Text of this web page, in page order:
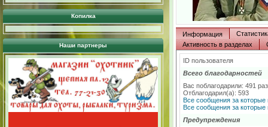
Копилка
Наши партнеры
Информация
Активность в разделах
ID пользователя
Всего благодарностей
Вас поблагодарили: 491
Отблагодарил(а): 593
Все сообщения за
Все сообщения за
Предупреждения